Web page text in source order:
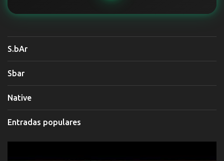
S.bAr
Sbar
Native
Entradas populares